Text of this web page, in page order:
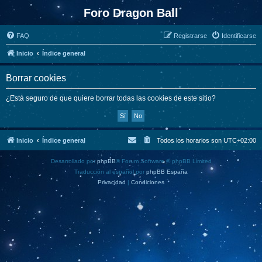
Foro Dragon Ball
FAQ Identificarse
Registrarse
Inicio Índice general
Borrar cookies
¿Está seguro de que quiere borrar todas las cookies de este sitio?
Inicio Índice general Todos los horarios son UTC+02:00
Desarrollado por phpBB® Forum Software © phpBB Limited
Traducción al español por phpBB España
Privacidad | Condiciones